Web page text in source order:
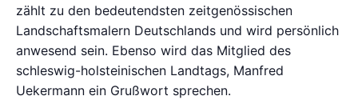
zählt zu den bedeutendsten zeitgenössischen
Landschaftsmalern Deutschlands und wird persönlich
anwesend sein. Ebenso wird das Mitglied des
schleswig-holsteinischen Landtags, Manfred
Uekermann ein Grußwort sprechen.